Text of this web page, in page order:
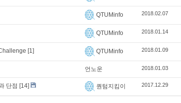
QTUMinfo 2018.02.07
QTUMinfo 2018.01.14
[1] QTUMinfo 2018.01.09
언노운 2018.01.03
단점 [14] 퀀텀지킴이 2017.12.29